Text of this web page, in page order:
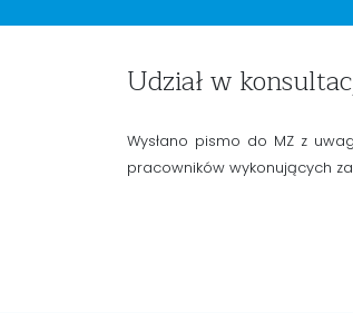
Udział w
Wysłano pismo do MZ z
pracowników wykonujących